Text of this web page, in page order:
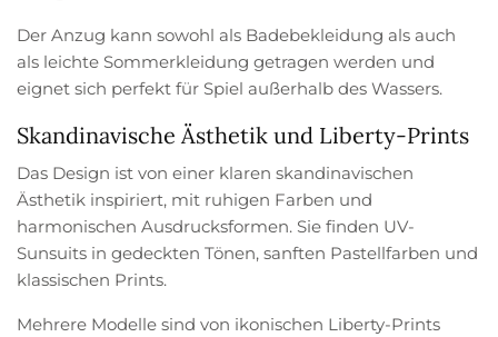
Der Anzug kann sowohl als Badebekleidung als auch
als leichte Sommerkleidung getragen werden und
eignet sich perfekt für Spiel außerhalb des Wassers.
Skandinavische Ästhetik und Liberty-Prints
Das Design ist von einer klaren skandinavischen
Ästhetik inspiriert, mit ruhigen Farben und
harmonischen Ausdrucksformen. Sie finden UV-
Sunsuits in gedeckten Tönen, sanften Pastellfarben und
klassischen Prints.
Mehrere Modelle sind von ikonischen Liberty-Prints